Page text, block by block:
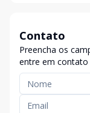
Contato
Preencha os
entre em contato